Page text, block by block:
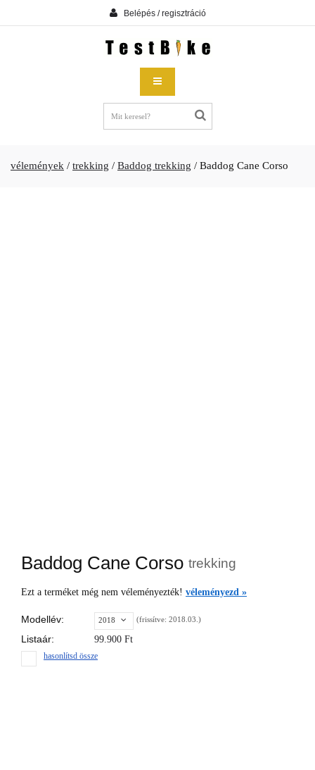
Belépés / regisztráció
vélemények / trekking / Baddog trekking / Baddog Cane Corso
Baddog Cane Corso trekking
Ezt a terméket még nem véleményezték! véleményezd »
Modellév: 2018 (frissítve: 2018.03.)
Listaár: 99.900 Ft
hasonlítsd össze